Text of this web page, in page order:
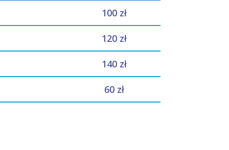
100 zł
120 zł
140 zł
60 zł